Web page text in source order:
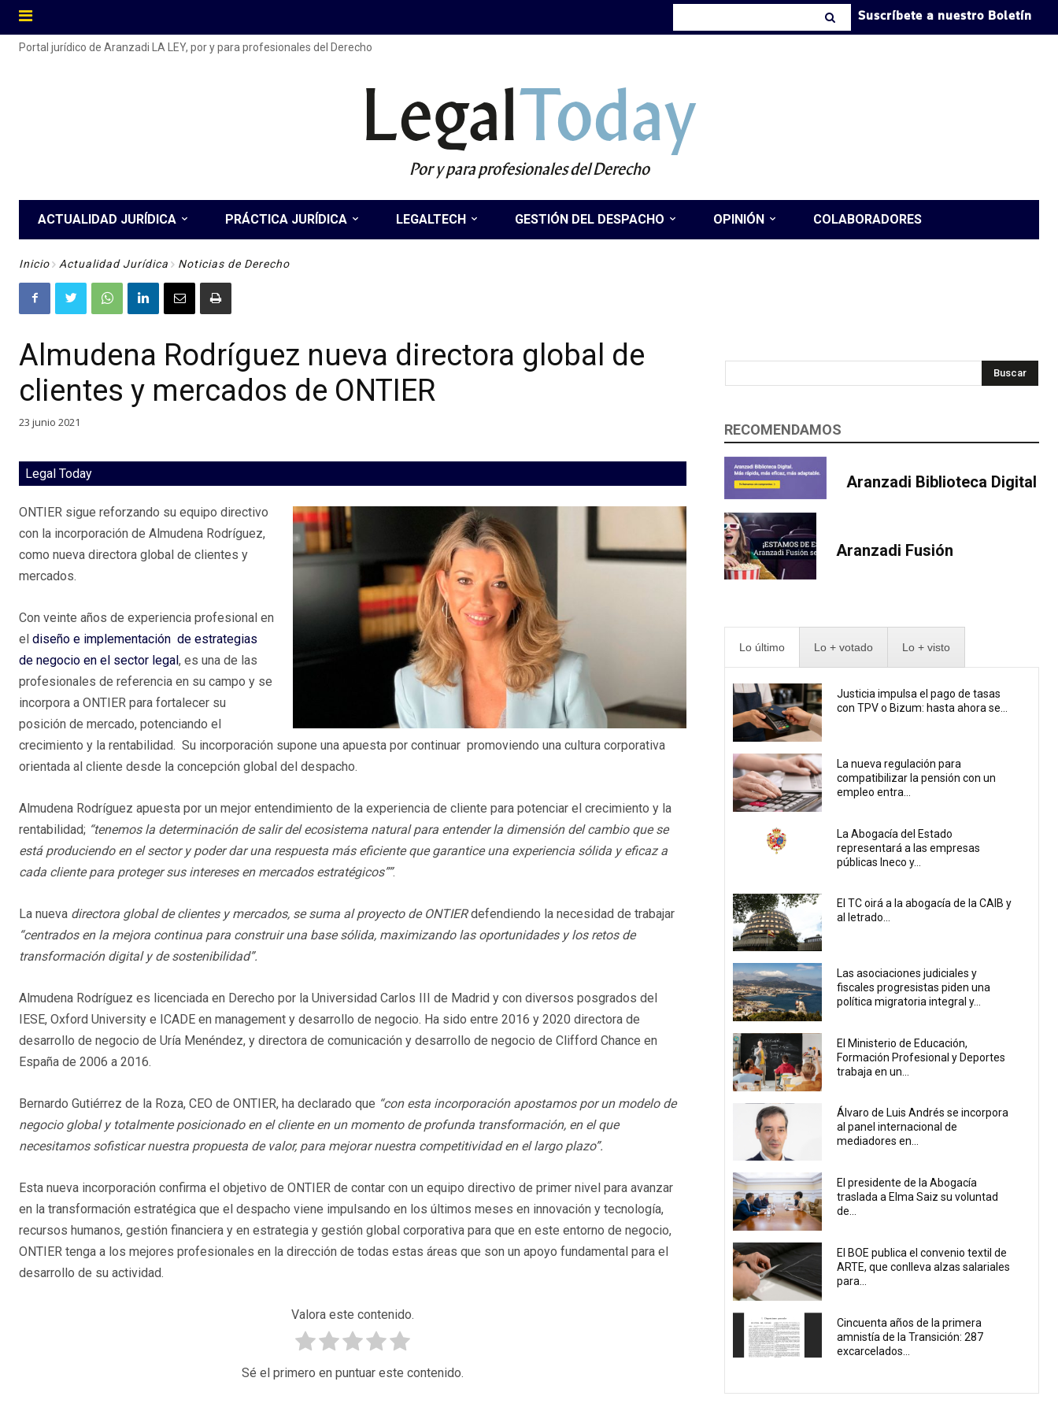
Suscríbete a nuestro Boletín
Portal jurídico de Aranzadi LA LEY, por y para profesionales del Derecho
LegalToday
Por y para profesionales del Derecho
ACTUALIDAD JURÍDICA PRÁCTICA JURÍDICA LEGALTECH GESTIÓN DEL DESPACHO OPINIÓN COLABORADORES
Inicio Actualidad Jurídica Noticias de Derecho
Almudena Rodríguez nueva directora global de
clientes y mercados de ONTIER
23 junio 2021
Legal Today
ONTIER sigue reforzando su equipo directivo
con la incorporación de Almudena Rodríguez,
como nueva directora global de clientes y
mercados.
Con veinte años de experiencia profesional en
el diseño e implementación de estrategias
de negocio en el sector legal , es una de las
profesionales de referencia en su campo y se
incorpora a ONTIER para fortalecer su
posición de mercado, potenciando el
crecimiento y la rentabilidad. Su incorporación supone una apuesta por continuar promoviendo una cultura corporativa
orientada al cliente desde la concepción global del despacho.
Almudena Rodríguez apuesta por un mejor entendimiento de la experiencia de cliente para potenciar el crecimiento y la
rentabilidad; “tenemos la determinación de salir del ecosistema natural para entender la dimensión del cambio que se
está produciendo en el sector y poder dar una respuesta más eficiente que garantice una experiencia sólida y eficaz a
cada cliente para proteger sus intereses en mercados estratégicos””.
La nueva directora global de clientes y mercados, se suma al proyecto de ONTIERdefendiendo la necesidad de trabajar
“centrados en la mejora continua para construir una base sólida, maximizando las oportunidades y los retos de
transformación digital y de sostenibilidad”.
Almudena Rodríguez es licenciada en Derecho por la Universidad Carlos III de Madrid y con diversos posgrados del
IESE, Oxford University e ICADE en management y desarrollo de negocio. Ha sido entre 2016 y 2020 directora de
desarrollo de negocio de Uría Menéndez, y directora de comunicación y desarrollo de negocio de Clifford Chance en
España de 2006 a 2016.
Bernardo Gutiérrez de la Roza, CEO de ONTIER, ha declarado que “con esta incorporación apostamos por un modelo de
negocio global y totalmente posicionado en el cliente en un momento de profunda transformación, en el que
necesitamos sofisticar nuestra propuesta de valor, para mejorar nuestra competitividad en el largo plazo”.
Esta nueva incorporación confirma el objetivo de ONTIER de contar con un equipo directivo de primer nivel para avanzar
en la transformación estratégica que el despacho viene impulsando en los últimos meses en innovación y tecnología,
recursos humanos, gestión financiera y en estrategia y gestión global corporativa para que en este entorno de negocio,
ONTIER tenga a los mejores profesionales en la dirección de todas estas áreas que son un apoyo fundamental para el
desarrollo de su actividad.
Valora este contenido.
Sé el primero en puntuar este contenido.
Buscar
RECOMENDAMOS
Aranzadi Biblioteca Digital
Aranzadi Fusión
Lo último Lo + votado Lo + visto
Justicia impulsa el pago de tasas
con TPV o Bizum: hasta ahora se...
La nueva regulación para
compatibilizar la pensión con un
empleo entra...
La Abogacía del Estado
representará a las empresas
públicas Ineco y...
El TC oirá a la abogacía de la CAIB y
al letrado...
Las asociaciones judiciales y
fiscales progresistas piden una
política migratoria integral y...
El Ministerio de Educación,
Formación Profesional y Deportes
trabaja en un...
Álvaro de Luis Andrés se incorpora
al panel internacional de
mediadores en...
El presidente de la Abogacía
traslada a Elma Saiz su voluntad
de...
El BOE publica el convenio textil de
ARTE, que conlleva alzas salariales
para...
Cincuenta años de la primera
amnistía de la Transición: 287
excarcelados...